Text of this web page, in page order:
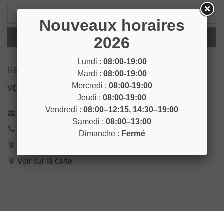
- +
Ajouter Au Panier
Référence:
VENEZ NOUS RENCONTRER !
Contactez-nous
Voir sur la carte
Nouveaux horaires
2026
Lundi : 08:00-19:00
Mardi : 08:00-19:00
Mercredi : 08:00-19:00
Jeudi : 08:00-19:00
Vendredi : 08:00–12:15, 14:30–19:00
Samedi : 08:00–13:00
Dimanche : Fermé